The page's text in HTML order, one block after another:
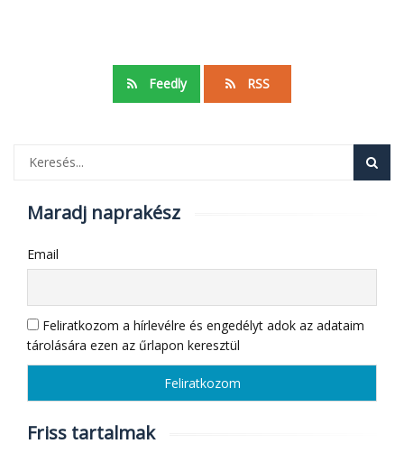
Feedly RSS
Maradj naprakész
Email
Feliratkozom a hírlevélre és engedélyt adok az adataim
tárolására ezen az űrlapon keresztül
Friss tartalmak